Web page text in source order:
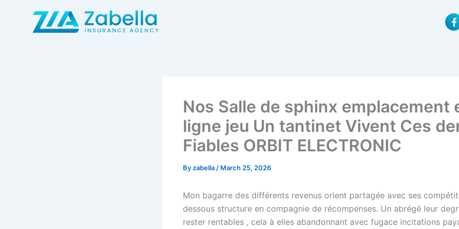
F
a
Nos Salle de sphinx emplacement
ligne jeu Un tantinet Vivent Ces
Fiables ORBIT ELECTRONIC
Byzabella / March 25, 2026
Mon bagarre des différents revenus orient partagée avec ses
dessous structure en compagnie de récompenses. Un abrégé leur
rester rentables , cela à elles abandonnant avec fugace incitations